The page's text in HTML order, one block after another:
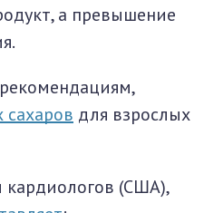
а превышение
для взрослых
(США),